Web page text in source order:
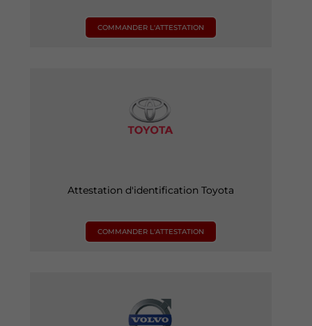
COMMANDER L'ATTESTATION
Attestation d'identification Toyota
COMMANDER L'ATTESTATION